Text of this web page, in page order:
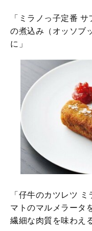
「ミラノっ子定番
の煮込み（オッソブ
に」
「仔牛のカツレツ
マトのマルメラータ
繊細な肉質を味わえ